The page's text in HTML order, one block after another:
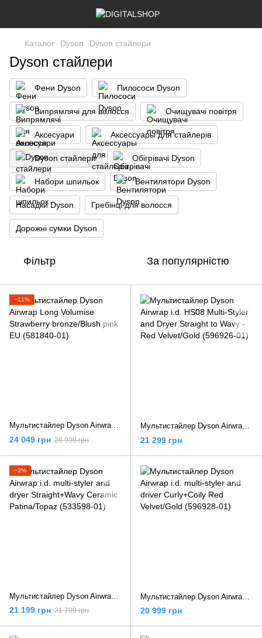
Каталог Dyson Dyson стайлери
Dyson стайлери
Фени Dyson Пилососи Dyson
Випрямлячі для волосся Очищувачі повітря
Аксесуари Аксессуары для стайлерів
Dyson стайлери Обігрівачі Dyson
Набори шпильок Вентилятори Dyson
Насадки Dyson Гребінці для волосся
Дорожні сумки Dyson
Фільтр За популярністю
−11%
Мультистайлер Dyson Airwrap Long Volumise Strawberry bronze/Blush pink EU (581840-01)
24 049 грн 26 999 грн
Мультистайлер Dyson Airwrap i.d. HS08 Multi-Styler and Dryer Straight to Wavy - Red Velvet/Gold (596926-01)
21 299 грн
−3%
21 199 грн 21 799 грн 20 999 грн